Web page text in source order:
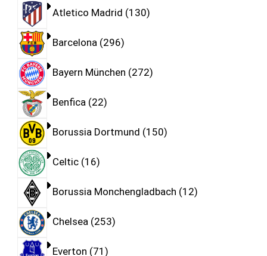
Atletico Madrid 130
Barcelona 296
Bayern München 272
Benfica 22
Borussia Dortmund 150
Celtic 16
Borussia Monchengladbach 12
Chelsea 253
Everton 71